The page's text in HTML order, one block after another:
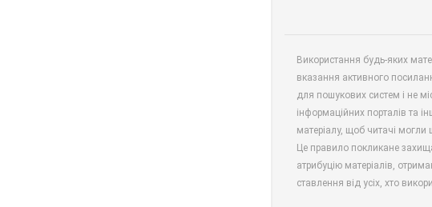
Використання будь-яких
вказання активного
для пошукових систем і не
інформаційних порталів та
матеріалу, щоб читачі могли
Це правило покликане
атрибуцію матеріалів,
ставлення від усіх, хто